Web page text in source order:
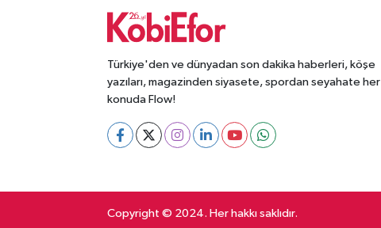
Türkiye'den ve dünyadan son dakika haberleri, köşe
yazıları, magazinden siyasete, spordan seyahate her
konuda Flow!
Copyright © 2024. Her hakkı saklıdır.